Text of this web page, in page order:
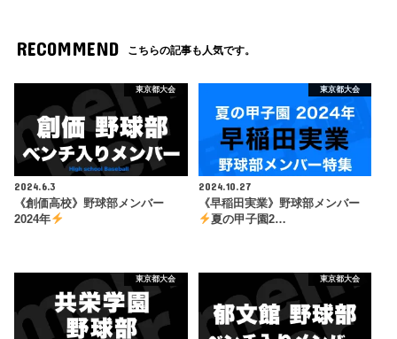
RECOMMEND こちらの記事も人気です。
東京都大会
2024.6.3
《創価高校》野球部メンバー
2024年
東京都大会
2024.10.27
《早稲田実業》野球部メンバー
夏の甲子園2…
東京都大会 東京都大会